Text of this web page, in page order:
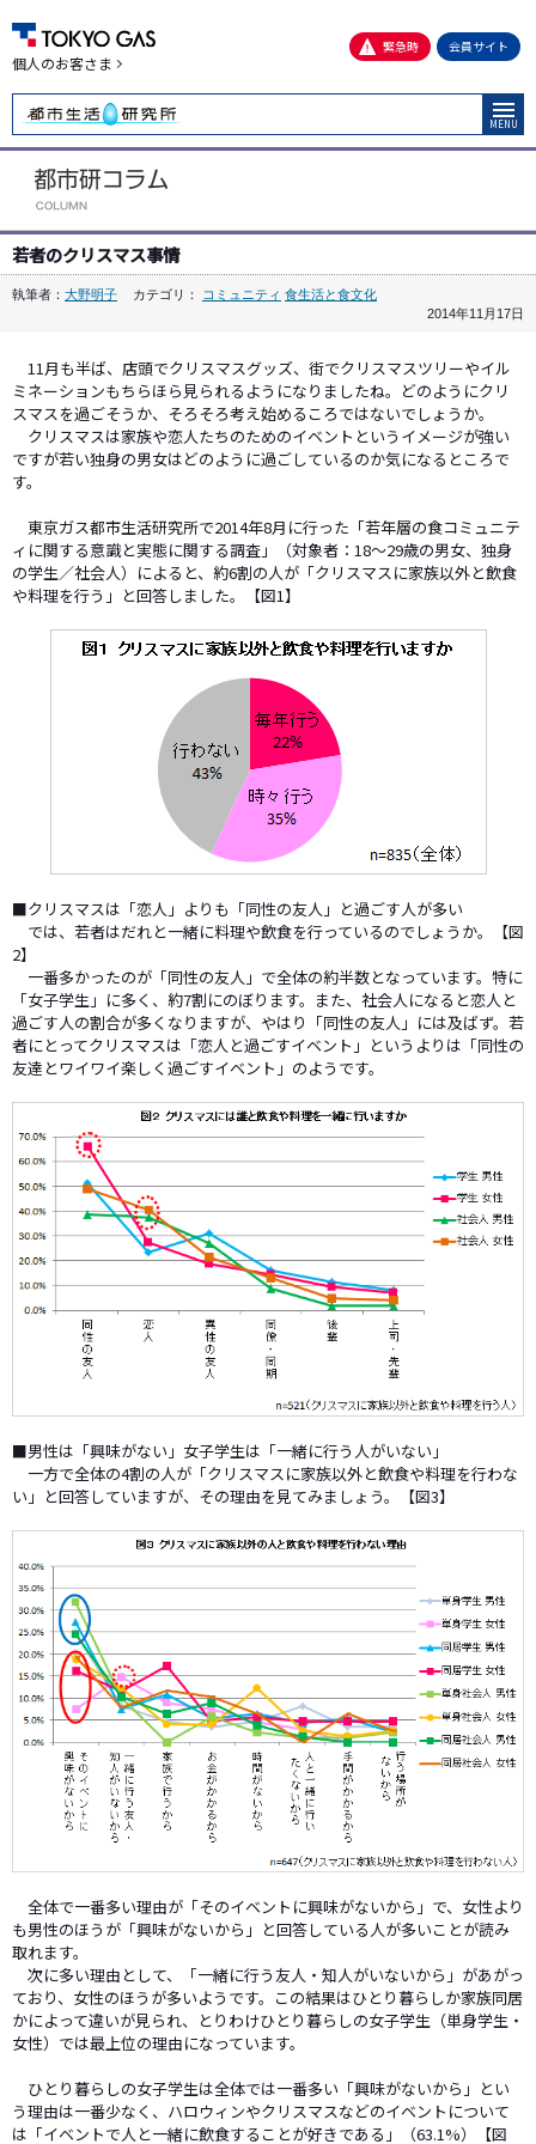
個人のお客さま
緊急時 会員サイト
MENU
若者のクリスマス事情
執筆者： 大野明子 カテゴリ： コミュニティ 食生活と食文化
2014年11月17日
11月も半ば、店頭でクリスマスグッズ、街でクリスマスツリーやイル
ミネーションもちらほら見られるようになりましたね。どのようにクリ
スマスを過ごそうか、そろそろ考え始めるころではないでしょうか。
クリスマスは家族や恋人たちのためのイベントというイメージが強い
ですが若い独身の男女はどのように過ごしているのか気になるところで
す。
東京ガス都市生活研究所で2014年8月に行った「若年層の食コミュニテ
ィに関する意識と実態に関する調査」（対象者：18～29歳の男女、独身
の学生／社会人）によると、約6割の人が「クリスマスに家族以外と飲食
や料理を行う」と回答しました。【図1】
■クリスマスは「恋人」よりも「同性の友人」と過ごす人が多い
では、若者はだれと一緒に料理や飲食を行っているのでしょうか。【図
2】
一番多かったのが「同性の友人」で全体の約半数となっています。特に
「女子学生」に多く、約7割にのぼります。また、社会人になると恋人と
過ごす人の割合が多くなりますが、やはり「同性の友人」には及ばず。若
者にとってクリスマスは「恋人と過ごすイベント」というよりは「同性の
友達とワイワイ楽しく過ごすイベント」のようです。
■男性は「興味がない」女子学生は「一緒に行う人がいない」
一方で全体の4割の人が「クリスマスに家族以外と飲食や料理を行わな
い」と回答していますが、その理由を見てみましょう。【図3】
全体で一番多い理由が「そのイベントに興味がないから」で、女性より
も男性のほうが「興味がないから」と回答している人が多いことが読み
取れます。
次に多い理由として、「一緒に行う友人・知人がいないから」があがっ
ており、女性のほうが多いようです。この結果はひとり暮らしか家族同居
かによって違いが見られ、とりわけひとり暮らしの女子学生（単身学生・
女性）では最上位の理由になっています。
ひとり暮らしの女子学生は全体では一番多い「興味がないから」とい
う理由は一番少なく、ハロウィンやクリスマスなどのイベントについて
は「イベントで人と一緒に飲食することが好きである」（63.1%）【図